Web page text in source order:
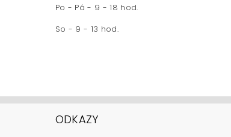
Po - Pá - 9 - 18 hod.
So - 9 - 13 hod.
ODKAZY